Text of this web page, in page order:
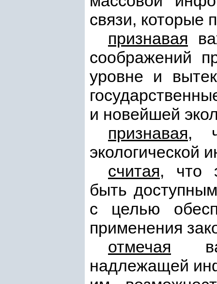
связи, которые
признавая
соображений
уровне и
и новейшей
признавая,
экологической
считая, что
быть
с целью
применения
отмечая
надлежащей